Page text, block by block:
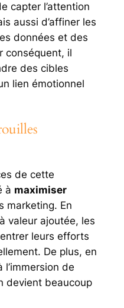
capter l’attention
aussi d’affiner les
données et des
conséquent, il
des cibles
lien émotionnel
de cette
à maximiser
marketing. En
valeur ajoutée, les
leurs efforts
De plus, en
de
devient beaucoup